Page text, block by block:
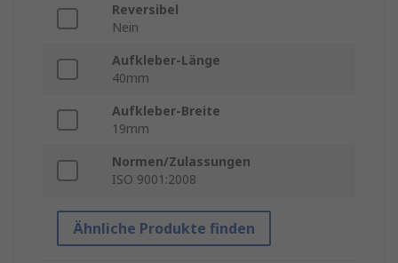
Reversibel
Nein
Aufkleber-Länge
40mm
Aufkleber-Breite
19mm
Normen/Zulassungen
ISO 9001:2008
Ähnliche Produkte finden